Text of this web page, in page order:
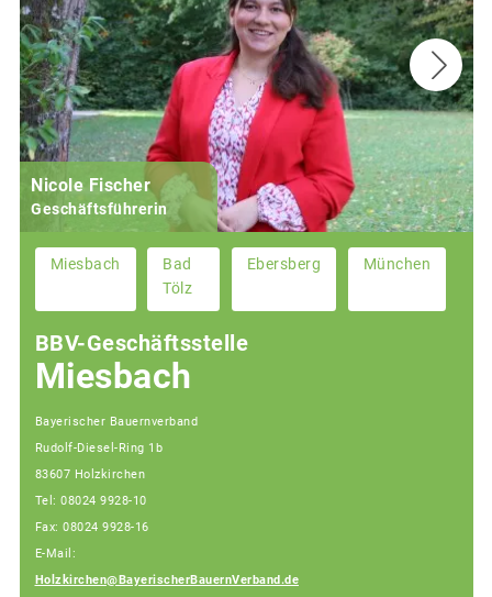
Nicole Fischer
Geschäftsführerin
Miesbach
Bad
Tölz
Ebersberg München
BBV-Geschäftsstelle
Miesbach
Bayerischer Bauernverband
Rudolf-Diesel-Ring 1b
83607 Holzkirchen
Tel: 08024 9928-10
Fax: 08024 9928-16
E-Mail:
Holzkirchen@BayerischerBauernVerband.de